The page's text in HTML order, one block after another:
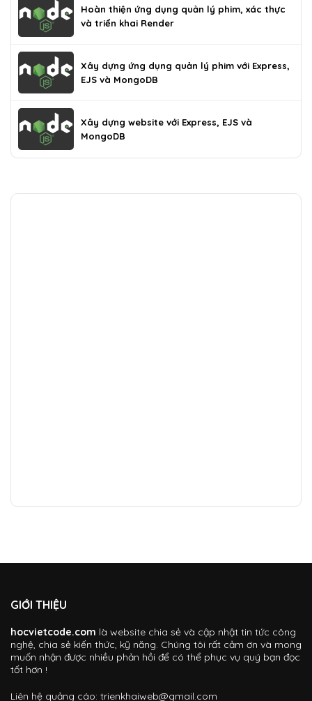
Hoàn thiện ứng dụng quản lý phim, xác thực
và triển khai Render
Xây dựng ứng dụng quản lý phim với Express,
EJS và MongoDB
Xây dựng website với Express, EJS và
MongoDB
GIỚI THIỆU
hocvietcode.com là website chia sẻ và cập nhật tin tức công
nghệ, chia sẻ kiến thức, kỹ năng. Chúng tôi rất cảm ơn và mong
muốn nhận được nhiều phản hồi để có thể phục vụ quý bạn đọc
tốt hơn !
Liên hệ quảng cáo: trienkhaiweb@gmail.com